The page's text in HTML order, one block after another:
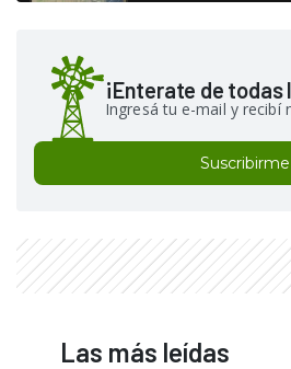
¡Enterate de todas
Ingresá tu e-mail y recibí
Suscribirme
Las más leídas